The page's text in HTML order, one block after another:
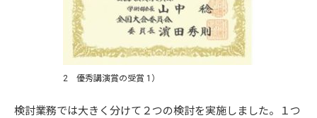
2 優秀講演賞の受賞 1）
検討業務では大きく分けて２つの検討を実施しました。１つ